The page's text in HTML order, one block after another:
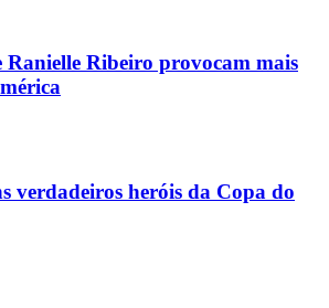
Ranielle Ribeiro provocam mais
verdadeiros heróis da Copa do